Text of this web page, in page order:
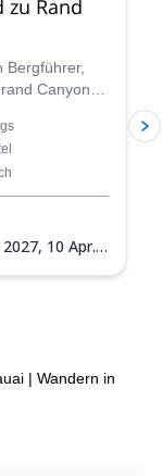
zu Rand
Bergführer,
Canyon!
10 Apr.
| Wandern in